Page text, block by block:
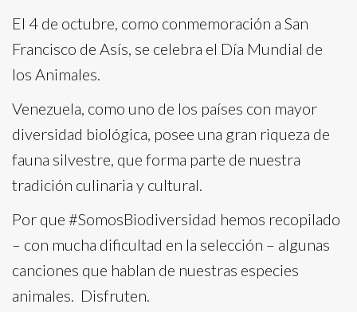
El 4 de octubre, como conmemoración a San
Francisco de Asís, se celebra el Día Mundial de
los Animales.
Venezuela, como uno de los países con mayor
diversidad biológica, posee una gran riqueza de
fauna silvestre, que forma parte de nuestra
tradición culinaria y cultural.
Por que #SomosBiodiversidad hemos recopilado
– con mucha dificultad en la selección – algunas
canciones que hablan de nuestras especies
animales. Disfruten.